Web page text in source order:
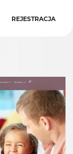
REJESTRACJA